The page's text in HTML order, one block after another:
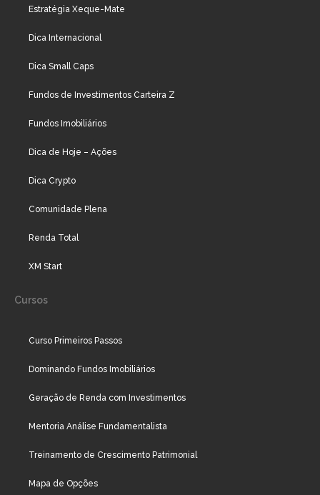
Estratégia Xeque-Mate
Dica Internacional
Dica Small Caps
Fundos de Investimentos Carteira Z
Fundos Imobiliários
Dica de Hoje – Ações
Dica Crypto
Comunidade Plena
Renda Total
XM Start
Cursos
Curso Primeiros Passos
Dominando Fundos Imobiliários
Geração de Renda com Investimentos
Mentoria Análise Fundamentalista
Treinamento de Crescimento Patrimonial
Mapa de Opções